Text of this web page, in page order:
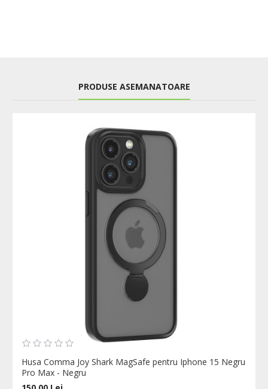
PRODUSE ASEMANATOARE
Husa Comma Joy Shark MagSafe pentru Iphone 15 Negru
Pro Max - Negru